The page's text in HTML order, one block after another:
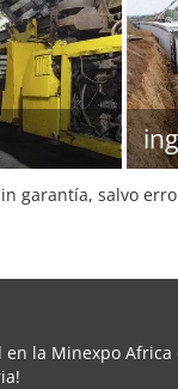
garantía, salvo
la Minexpo Africa